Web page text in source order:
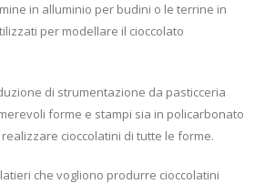
in alluminio per budini o le terrine in
per modellare il cioccolato
di strumentazione da pasticceria
forme e stampi sia in policarbonato
cioccolatini di tutte le forme.
che vogliono produrre cioccolatini